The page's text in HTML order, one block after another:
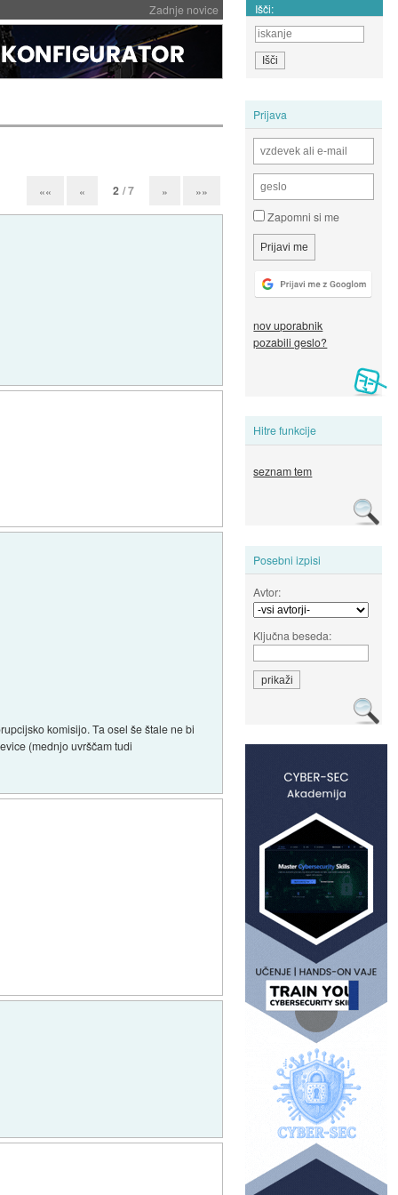
Zadnje novice Išči:
Prijava
Zapomni si me
nov uporabnik
pozabili geslo?
Hitre funkcije
seznam tem
Posebni izpisi
Avtor:
Ključna beseda:
«« « 2 / 7 » »»
komisijo. Ta osel še štale ne bi
(mednjo uvrščam tudi